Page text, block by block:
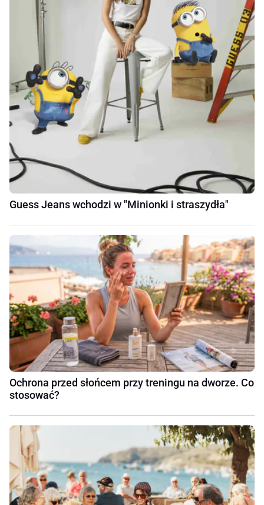
Guess Jeans wchodzi w "Minionki i straszydła"
Ochrona przed słońcem przy treningu na dworze. Co
stosować?